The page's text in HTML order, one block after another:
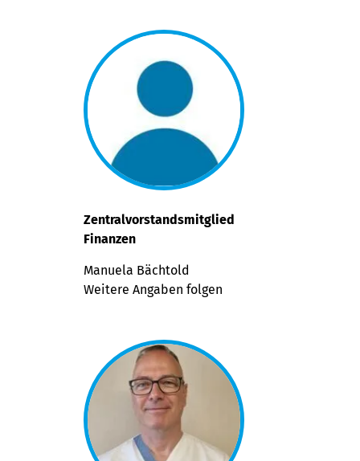
Zentralvorstandsmitglied
Finanzen
Manuela Bächtold
Weitere Angaben folgen